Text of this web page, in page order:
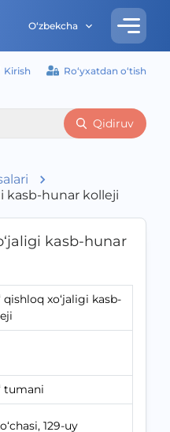
O‘zbekcha
Kirish Ro‘yxatdan o‘tish
Qidiruv
kasb-hunar kolleji
kasb-hunar
qishloq xo‘jaligi kasb-
tumani
129-uy